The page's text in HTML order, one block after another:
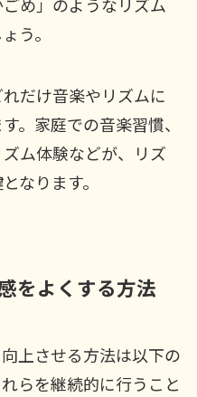
め」のようなリズム
う。
だけ音楽やリズムに
。家庭での音楽習慣、
ム体験などが、リズ
なります。
をよくする方法
上させる方法は以下の
らを継続的に行うこと